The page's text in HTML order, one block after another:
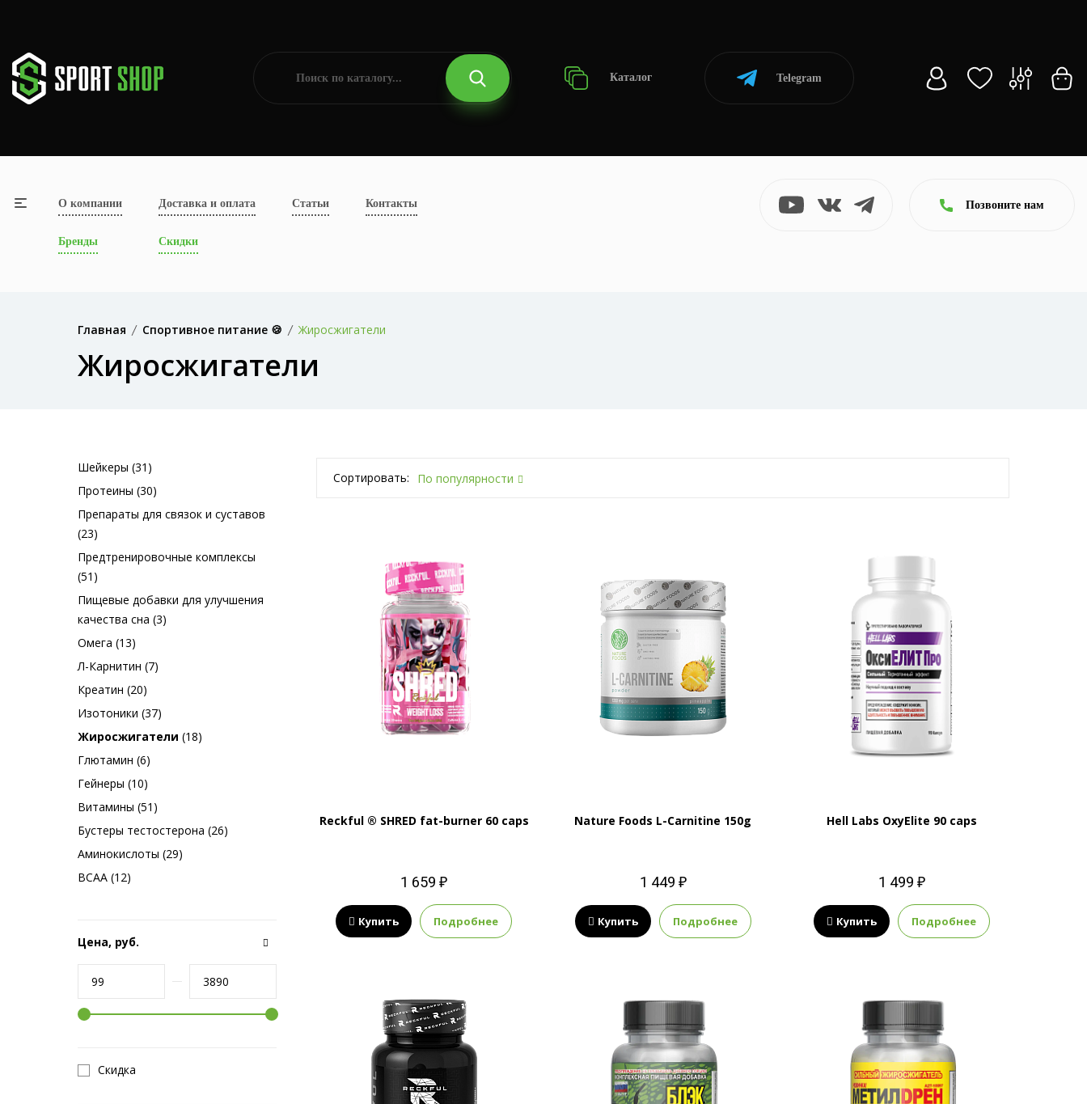
Каталог Telegram
О компании Доставка и оплата Статьи Контакты
Бренды Скидки
Позвоните нам
Главная Спортивное питание 🍪 Жиросжигатели
Жиросжигатели
Шейкеры (31)
Протеины (30)
Препараты для связок и суставов
(23)
Предтренировочные комплексы
(51)
Пищевые добавки для улучшения
качества сна (3)
Омега (13)
Л-Карнитин (7)
Креатин (20)
Изотоники (37)
Жиросжигатели (18)
Глютамин (6)
Гейнеры (10)
Витамины (51)
Бустеры тестостерона (26)
Аминокислоты (29)
BCAA (12)
Цена, руб.
Скидка
Сортировать: По популярности
Reckful ® SHRED fat-burner 60 caps
1 659 ₽
Купить Подробнее
Nature Foods L-Carnitine 150g
1 449 ₽
Купить Подробнее
Hell Labs OxyElite 90 caps
1 499 ₽
Купить Подробнее